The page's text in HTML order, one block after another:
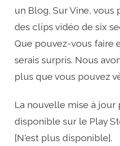
un Blog. Sur Vine,
des clips vidéo de six
Que pouvez-vous faire
serais surpris. Nous
plus que vous pouvez
La nouvelle mise à jour
disponible sur le Play
[N'est plus disponible].